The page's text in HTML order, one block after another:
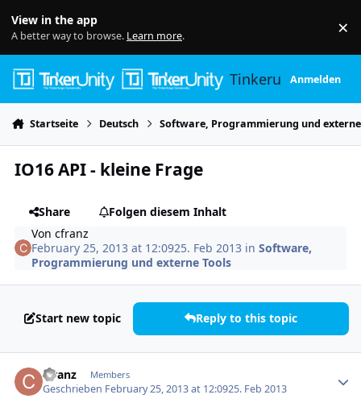
View in the app
A better way to browse. Learn more. ×
TinkerunityAnmelden
Startseite Deutsch Software, Programmierung und
IO16 API - kleine Frage
Share
Folgen diesem Inhalt
Voncfranz
February 25, 2013 at 12:0925. Feb 2013 inSoftware,
Programmierung und externe Tools
Start new topic Reply to this topic
cfranz Members
Geschrieben February 25, 2013 at 12:0925. Feb 2013